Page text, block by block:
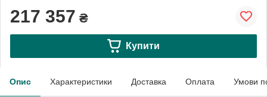
217 357 ₴
Купити
Опис Характеристики Доставка Оплата Умови